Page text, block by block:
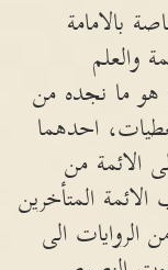
بالامامة
والعلم
هو ما نجده من
احدهما
الائمة من
المتأخرين
الى